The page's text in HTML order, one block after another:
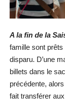
A la fin de la
famille sont
disparu. D’une
billets dans le
précédente,
fait transférer